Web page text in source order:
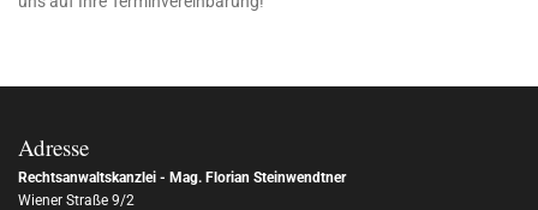
Adresse
Rechtsanwaltskanzlei - Mag. Florian Steinwendtner
Wiener Straße 9/2